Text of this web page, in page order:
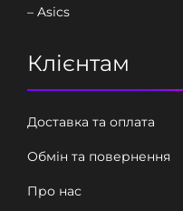
– Asics
Клієнтам
Доставка та оплата
Обмін та повернення
Про нас